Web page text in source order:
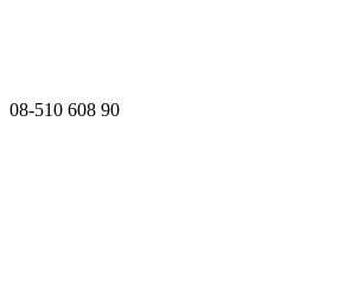
08-510 608 90